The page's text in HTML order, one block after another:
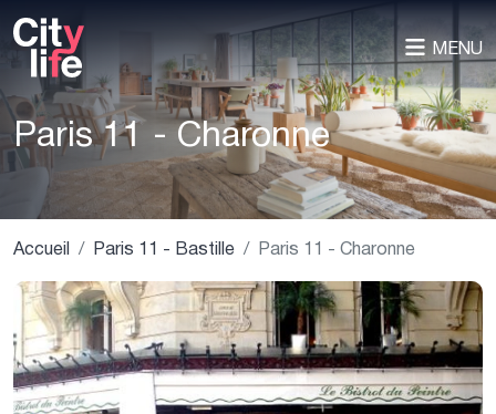
MENU
Paris 11 - Charonne
Accueil Paris 11 - Bastille Paris 11 - Charonne